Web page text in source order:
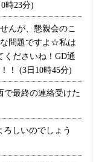
時23分)
んが、懇親会のこ
問題ですよ☆私は
ださいね！GD通
！ (3日10時45分)
で最終の連絡受けた
しいのでしょう